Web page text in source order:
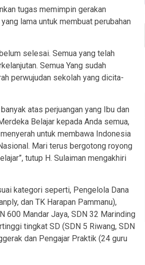
tugas memimpin gerakan
lama untuk membuat perubahan
selesai. Semua yang telah
Semua Yang sudah
perwujudan sekolah yang dicita-
atas perjuangan yang Ibu dan
Belajar kepada Anda semua,
untuk membawa Indonesia
Mari terus bergotong royong
tutup H. Sulaiman mengakhiri
kategori seperti, Pengelola Dana
dan TK Harapan Pammanu),
600 Mandar Jaya, SDN 32 Marinding
tingkat SD (SDN 5 Riwang, SDN
dan Pengajar Praktik (24 guru